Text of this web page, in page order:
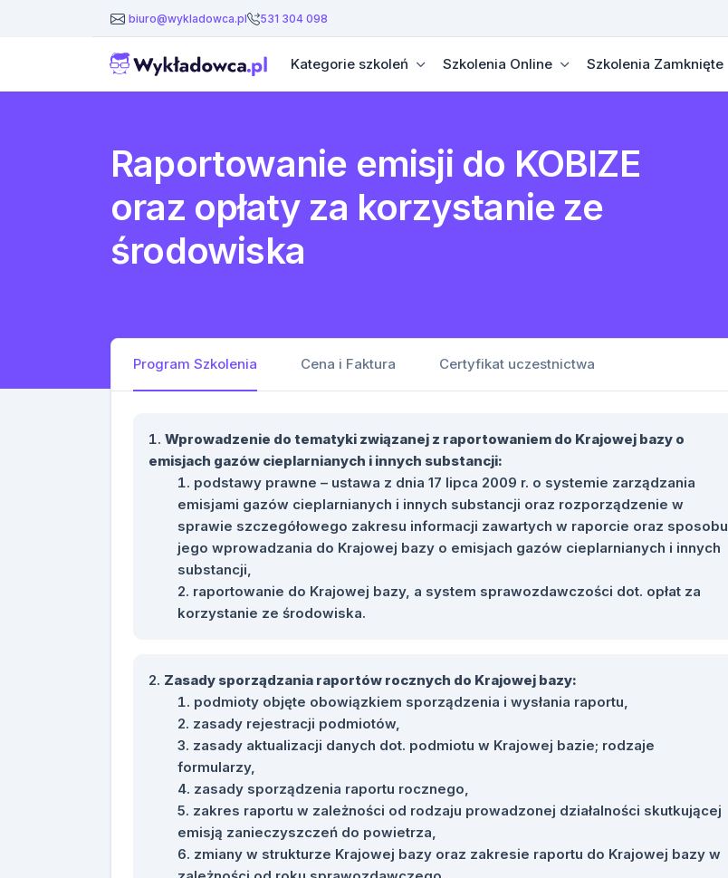
biuro@wykladowca.pl 531 304 098
Kategorie szkoleń Szkolenia Online Szkolenia Zamknięte
Raportowanie emisji do KOBIZE
oraz opłaty za korzystanie ze
środowiska
Program Szkolenia Cena i Faktura Certyfikat uczestnictwa
Wprowadzenie do tematyki związanej z raportowaniem do Krajowej bazy o
emisjach gazów cieplarnianych i innych substancji:
podstawy prawne – ustawa z dnia 17 lipca 2009 r. o systemie zarządzania
emisjami gazów cieplarnianych i innych substancji oraz rozporządzenie w
sprawie szczegółowego zakresu informacji zawartych w raporcie oraz sposobu
jego wprowadzania do Krajowej bazy o emisjach gazów cieplarnianych i innych
substancji,
raportowanie do Krajowej bazy, a system sprawozdawczości dot. opłat za
korzystanie ze środowiska.
Zasady sporządzania raportów rocznych do Krajowej bazy:
podmioty objęte obowiązkiem sporządzenia i wysłania raportu,
zasady rejestracji podmiotów,
zasady aktualizacji danych dot. podmiotu w Krajowej bazie; rodzaje
formularzy,
zasady sporządzenia raportu rocznego,
zakres raportu w zależności od rodzaju prowadzonej działalności skutkującej
emisją zanieczyszczeń do powietrza,
zmiany w strukturze Krajowej bazy oraz zakresie raportu do Krajowej bazy w